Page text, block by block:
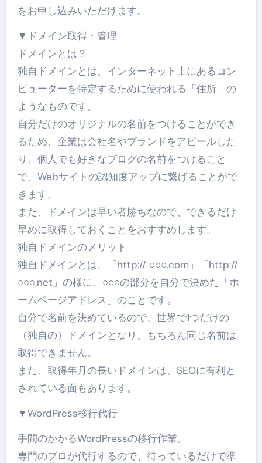
をお申し込みいただけます。
▼ドメイン取得・管理
ドメインとは？
独自ドメインとは、インターネット上にあるコン
ピューターを特定するために使われる「住所」の
ようなものです。
自分だけのオリジナルの名前をつけることができ
るため、企業は会社名やブランドをアピールした
り、個人でも好きなブログの名前をつけること
で、Webサイトの認知度アップに繋げることがで
きます。
また、ドメインは早い者勝ちなので、できるだけ
早めに取得しておくことをおすすめします。
独自ドメインのメリット
独自ドメインとは、「http:// ○○○.com」「http://
○○○.net」の様に、○○○の部分を自分で決めた「ホ
ームページアドレス」のことです。
自分で名前を決めているので、世界で1つだけの
（独自の）ドメインとなり、もちろん同じ名前は
取得できません。
また、取得年月の長いドメインは、SEOに有利と
されている面もあります。
▼WordPress移行代行
手間のかかるWordPressの移行作業。
専門のプロが代行するので、待っているだけで準